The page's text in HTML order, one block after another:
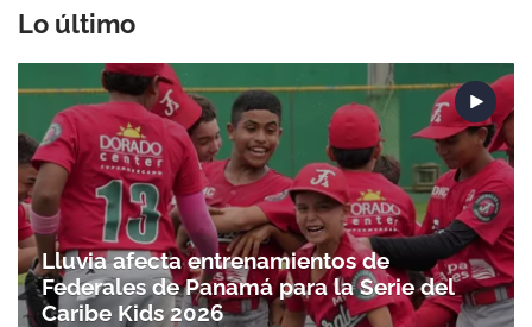
Lo último
Lluvia afecta entrenamientos de
Federales de Panamá para la Serie del
Caribe Kids 2026